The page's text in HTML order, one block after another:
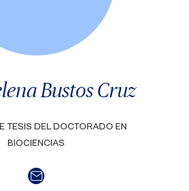
Bustos Cruz
TESIS DEL DOCTORADO EN
BIOCIENCIAS